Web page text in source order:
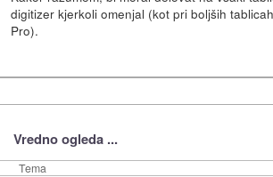
digitizer kjerkoli omenjal (kot pri boljših
Pro).
Vredno ogleda ...
Tema